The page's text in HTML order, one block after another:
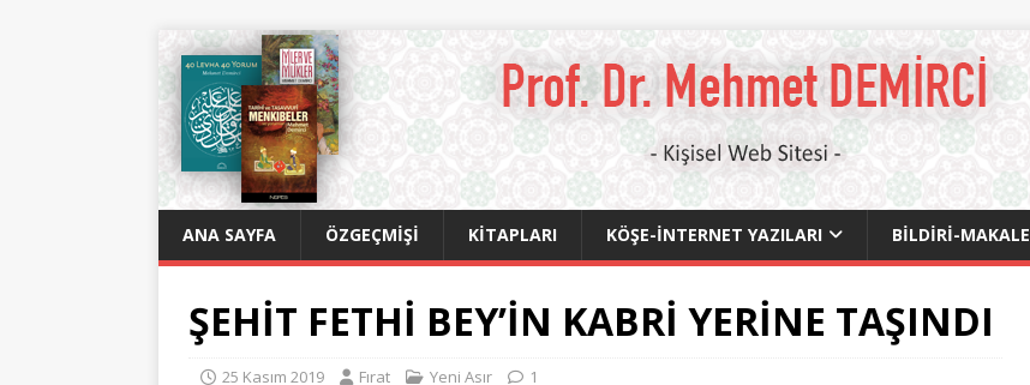
ANA SAYFA ÖZGEÇMIŞI KITAPLARI KÖŞE-İNTERNET YAZILARI BILDIRI-MAKALE
ŞEHİT FETHİ BEY’İN KABRİ YERİNE TAŞINDI
25 Kasım 2019 Fırat Yeni Asır 1